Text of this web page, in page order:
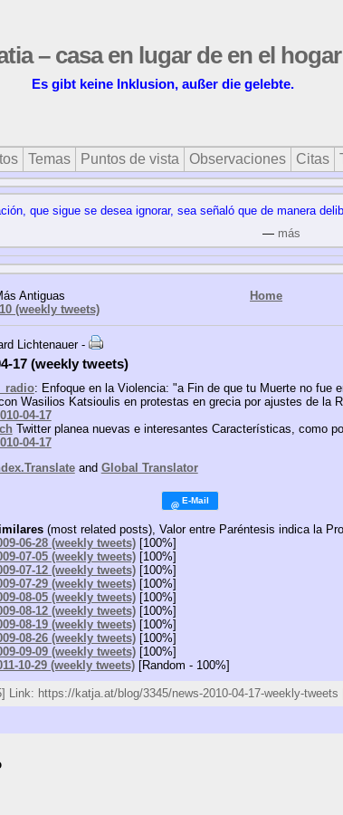
– casa en lugar de en el hogar
Es gibt keine Inklusion, außer die gelebte.
Temas Puntos de vista Observaciones Citas
que sigue se desea ignorar, sea señaló que de manera
— más
Antiguas
(weekly tweets)
Home
Lichtenauer -
17 (weekly tweets)
: Enfoque en la Violencia: "a Fin de que tu Muerte no fue
Wasilios Katsioulis en protestas en grecia por ajustes de la
04-17
Twitter planea nuevas e interesantes Características, como
04-17
and Global Translator
(most related posts), Valor entre Paréntesis indica la
06-28 (weekly tweets)[100%]
07-05 (weekly tweets)[100%]
07-12 (weekly tweets)[100%]
07-29 (weekly tweets)[100%]
08-05 (weekly tweets)[100%]
08-12 (weekly tweets)[100%]
08-19 (weekly tweets)[100%]
08-26 (weekly tweets)[100%]
09-09 (weekly tweets)[100%]
10-29 (weekly tweets)[Random - 100%]
Link: https://katja.at/blog/3345/news-2010-04-17-weekly-tweets |